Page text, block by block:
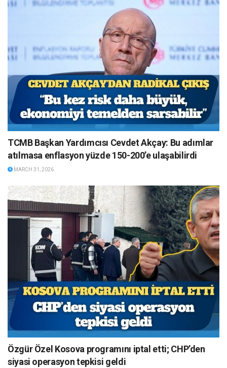
TCMB Başkan Yardımcısı Cevdet Akçay: Bu adımlar
atılmasa enflasyon yüzde 150-200’e ulaşabilirdi
MARCH 31, 2026
Özgür Özel Kosova programını iptal etti; CHP’den
siyasi operasyon tepkisi geldi